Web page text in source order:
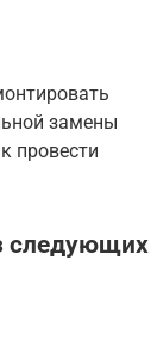
замены
провести
следующих